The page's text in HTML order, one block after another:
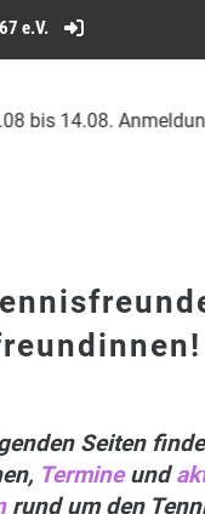
e.V.
14.08. Anmeldung
Seiten
Termine und
rund um den